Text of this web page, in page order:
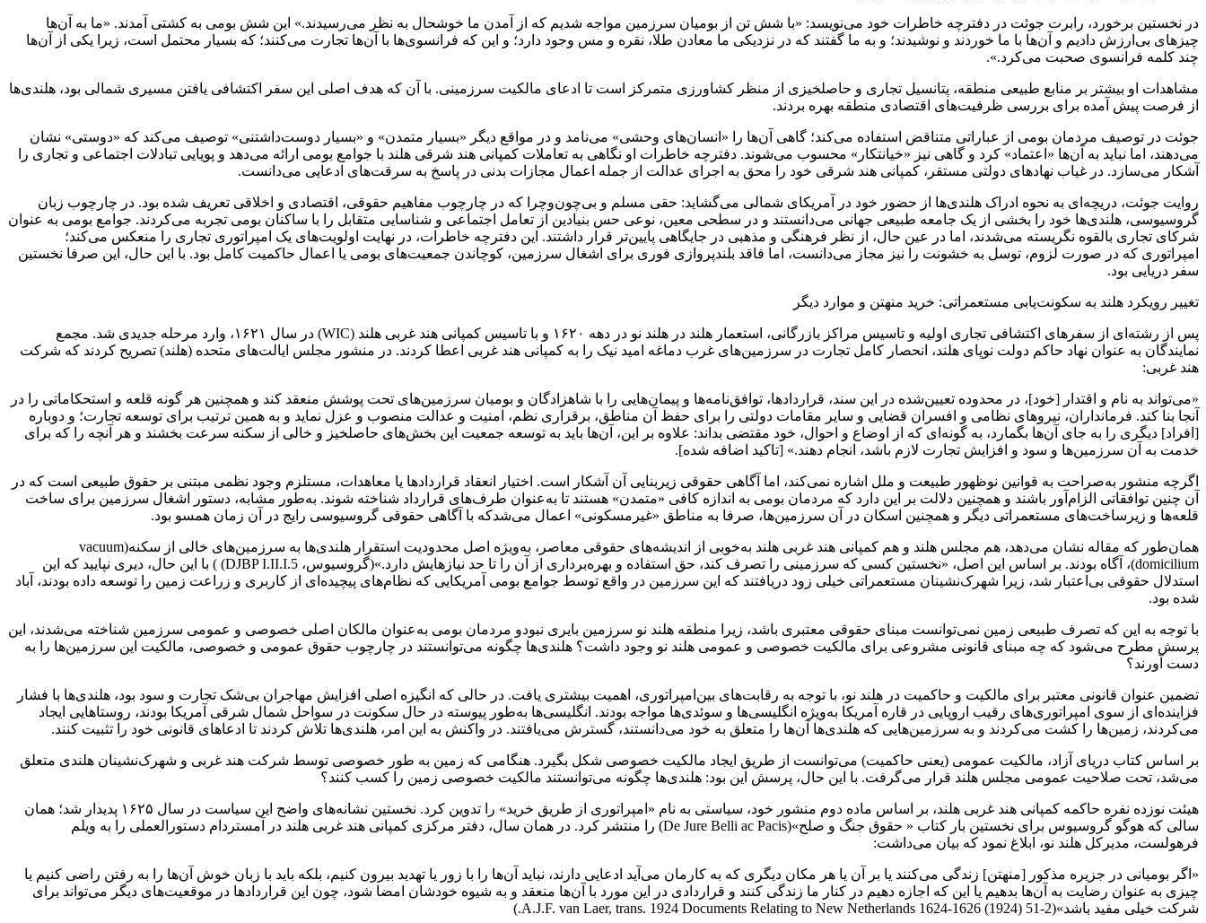
در نخستین برخورد، رابرت جوئت در دفترچه خاطرات خود می‌نویسد: «با شش تن از بومیان سرزمین مواجه شدیم که از آمدن ما خوشحال به نظر می‌رسیدند.» این شش بومی به کشتی آمدند. «ما به آن‌ها
چیزهای بی‌ارزش دادیم و آن‌ها با ما خوردند و نوشیدند؛ و به ما گفتند که در نزدیکی ما معادن طلا، نقره و مس وجود دارد؛ و این که فرانسوی‌ها با آن‌ها تجارت می‌کنند؛ که بسیار محتمل است، زیرا یکی از آن‌ها
چند کلمه فرانسوی صحبت می‌کرد.».
مشاهدات او بیشتر بر منابع طبیعی منطقه، پتانسیل تجاری و حاصلخیزی از منظر کشاورزی متمرکز است تا ادعای مالکیت سرزمینی. با آن که هدف اصلی این سفر اکتشافی یافتن مسیری شمالی بود، هلندی‌ها
از فرصت پیش آمده برای بررسی ظرفیت‌های اقتصادی منطقه بهره بردند.
جوئت در توصیف مردمان بومی از عباراتی متناقض استفاده می‌کند؛ گاهی آن‌ها را «انسان‌های وحشی» می‌نامد و در مواقع دیگر «بسیار متمدن» و «بسیار دوست‌داشتنی» توصیف می‌کند که «دوستی» نشان
می‌دهند، اما نباید به آن‌ها «اعتماد» کرد و گاهی نیز «خیانتکار» محسوب می‌شوند. دفترچه خاطرات او نگاهی به تعاملات کمپانی هند شرقی هلند با جوامع بومی ارائه می‌دهد و پویایی تبادلات اجتماعی و تجاری را
آشکار می‌سازد. در غیاب نهادهای دولتی مستقر، کمپانی هند شرقی خود را محق به اجرای عدالت از جمله اعمال مجازات بدنی در پاسخ به سرقت‌های ادعایی می‌دانست.
روایت جوئت، دریچه‌ای به نحوه ادراک هلندی‌ها از حضور خود در آمریکای شمالی می‌گشاید: حقی مسلم و بی‌چون‌وچرا که در چارچوب مفاهیم حقوقی، اقتصادی و اخلاقی تعریف شده بود. در چارچوب زبان
گروسیوسی، هلندی‌ها خود را بخشی از یک جامعه طبیعی جهانی می‌دانستند و در سطحی معین، نوعی حس بنیادین از تعامل اجتماعی و شناسایی متقابل را با ساکنان بومی تجربه می‌کردند. جوامع بومی به عنوان
شرکای تجاری بالقوه نگریسته می‌شدند، اما در عین حال، از نظر فرهنگی و مذهبی در جایگاهی پایین‌تر قرار داشتند. این دفترچه خاطرات، در نهایت اولویت‌های یک امپراتوری تجاری را منعکس می‌کند؛
امپراتوری که در صورت لزوم، توسل به خشونت را نیز مجاز می‌دانست، اما فاقد بلندپروازی فوری برای اشغال سرزمین، کوچاندن جمعیت‌های بومی یا اعمال حاکمیت کامل بود. با این حال، این صرفا نخستین
سفر دریایی بود.
تغییر رویکرد هلند به سکونت‌یابی مستعمراتی: خرید منهتن و موارد دیگر
پس از رشته‌ای از سفرهای اکتشافی تجاری اولیه و تاسیس مراکز بازرگانی، استعمار هلند در هلند نو در دهه ۱۶۲۰ و با تاسیس کمپانی هند غربی هلند (WIC) در سال ۱۶۲۱، وارد مرحله‌ جدیدی شد. مجمع
نمایندگان به عنوان نهاد حاکم دولت نوپای هلند، انحصار کامل تجارت در سرزمین‌های غرب دماغه امید نیک را به کمپانی هند غربی اعطا کردند. در منشور مجلس ایالت‌های متحده (هلند) تصریح کردند که شرکت
هند غربی:
«می‌تواند به نام و اقتدار [خود]، در محدوده تعیین‌شده در این سند، قراردادها، توافق‌نامه‌ها و پیمان‌هایی را با شاهزادگان و بومیان سرزمین‌های تحت پوشش منعقد کند و همچنین هر گونه قلعه و استحکاماتی را در
آنجا بنا کند. فرمانداران، نیروهای نظامی و افسران قضایی و سایر مقامات دولتی را برای حفظ آن مناطق، برقراری نظم، امنیت و عدالت منصوب و عزل نماید و به همین ترتیب برای توسعه تجارت؛ و دوباره
[افراد] دیگری را به جای آن‌ها بگمارد، به گونه‌ای که از اوضاع و احوال، خود مقتضی بداند: علاوه بر این، آن‌ها باید به توسعه جمعیت این بخش‌های حاصلخیز و خالی از سکنه سرعت بخشند و هر آنچه را که برای
خدمت به آن سرزمین‌ها و سود و افزایش تجارت لازم باشد، انجام دهند.» [تاکید اضافه شده].
اگرچه منشور به‌صراحت به قوانین نوظهور طبیعت و ملل اشاره نمی‌کند، اما آگاهی حقوقی زیربنایی آن آشکار است. اختیار انعقاد قراردادها یا معاهدات، مستلزم وجود نظمی مبتنی بر حقوق طبیعی است که در
آن چنین توافقاتی الزام‌آور باشند و همچنین دلالت بر این دارد که مردمان بومی به اندازه کافی «متمدن» هستند تا به‌عنوان طرف‌های قرارداد شناخته شوند. به‌طور مشابه، دستور اشغال سرزمین برای ساخت
قلعه‌ها و زیرساخت‌های مستعمراتی دیگر و همچنین اسکان در آن سرزمین‌ها، صرفا به مناطق «غیرمسکونی» اعمال می‌شدکه با آگاهی حقوقی گروسیوسی رایج در آن زمان همسو بود.
همان‌طور که مقاله نشان می‌دهد، هم مجلس هلند و هم کمپانی هند غربی هلند به‌خوبی از اندیشه‌های حقوقی معاصر، به‌ویژه اصل محدودیت استقرار هلندی‌ها به سرزمین‌های خالی از سکنه(vacuum
domicilium)، آگاه بودند. بر اساس این اصل، «نخستین کسی که سرزمینی را تصرف کند، حق استفاده و بهره‌برداری از آن را تا حد نیازهایش دارد.»(گروسیوس، DJBP I.II.I.5) ) با این حال، دیری نپایید که این
استدلال حقوقی بی‌اعتبار شد، زیرا شهرک‌نشینان مستعمراتی خیلی زود دریافتند که این سرزمین در واقع توسط جوامع بومی آمریکایی که نظام‌های پیچیده‌ای از کاربری و زراعت زمین را توسعه داده بودند، آباد
شده بود.
با توجه به این که تصرف طبیعی زمین نمی‌توانست مبنای حقوقی معتبری باشد، زیرا منطقه هلند نو سرزمین بایری نبودو مردمان بومی به‌عنوان مالکان اصلی خصوصی و عمومی سرزمین شناخته می‌شدند، این
پرسش مطرح می‌شود که چه مبنای قانونی مشروعی برای مالکیت خصوصی و عمومی هلند نو وجود داشت؟ هلندی‌ها چگونه می‌توانستند در چارچوب حقوق عمومی و خصوصی، مالکیت این سرزمین‌ها را به
دست آورند؟
تضمین عنوان قانونی معتبر برای مالکیت و حاکمیت در هلند نو، با توجه به رقابت‌های بین‌امپراتوری، اهمیت بیشتری یافت. در حالی که انگیزه اصلی افزایش مهاجران بی‌شک تجارت و سود بود، هلندی‌ها با فشار
فزاینده‌ای از سوی امپراتوری‌های رقیب اروپایی در قاره آمریکا به‌ویژه انگلیسی‌ها و سوئدی‌ها مواجه بودند. انگلیسی‌ها به‌طور پیوسته در حال سکونت در سواحل شمال‌ شرقی آمریکا بودند، روستاهایی ایجاد
می‌کردند، زمین‌ها را کشت می‌کردند و به سرزمین‌هایی که هلندی‌ها آن‌ها را متعلق به خود می‌دانستند، گسترش می‌یافتند. در واکنش به این امر، هلندی‌ها تلاش کردند تا ادعاهای قانونی خود را تثبیت کنند.
بر اساس کتاب دریای آزاد، مالکیت عمومی (یعنی حاکمیت) می‌توانست از طریق ایجاد مالکیت خصوصی شکل بگیرد. هنگامی که زمین به طور خصوصی توسط شرکت هند غربی و شهرک‌نشینان هلندی متعلق
می‌شد، تحت صلاحیت عمومی مجلس هلند قرار می‌گرفت. با این حال، پرسش این بود: هلندی‌ها چگونه می‌توانستند مالکیت خصوصی زمین را کسب کنند؟
هیئت نوزده نفره حاکمه کمپانی هند غربی هلند، بر اساس ماده دوم منشور خود، سیاستی به نام «امپراتوری از طریق خرید» را تدوین کرد. نخستین نشانه‌های واضح این سیاست در سال ۱۶۲۵ پدیدار شد؛ همان
سالی که هوگو گروسیوس برای نخستین بار کتاب « حقوق جنگ و صلح»(De Jure Belli ac Pacis) را منتشر کرد. در همان سال، دفتر مرکزی کمپانی هند غربی هلند در آمستردام دستورالعملی را به ویلم
فرهولست، مدیرکل هلند نو، ابلاغ نمود که بیان می‌داشت:
«اگر بومیانی در جزیره مذکور [منهتن] زندگی می‌کنند یا بر آن یا هر مکان دیگری که به کارمان می‌آید ادعایی دارند، نباید آن‌ها را با زور یا تهدید بیرون کنیم، بلکه باید با زبان خوش آن‌ها را به رفتن راضی کنیم یا
چیزی به عنوان رضایت به آن‌ها بدهیم یا این که اجازه دهیم در کنار ما زندگی کنند و قراردادی در این مورد با آن‌ها منعقد و به شیوه خودشان امضا شود، چون این قراردادها در موقعیت‌های دیگر می‌تواند برای
شرکت خیلی مفید باشد»(A.J.F. van Laer, trans. 1924 Documents Relating to New Netherlands 1624-1626 (1924) 51-2.)